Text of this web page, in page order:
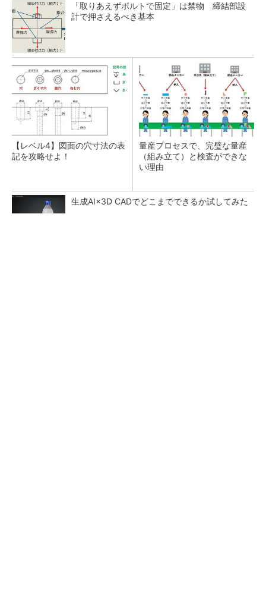
「取りあえずボルトで固定」は禁物 締結部設
計で押さえるべき基本
【レベル4】図面の穴寸法の表
記を攻略せよ！
量産プロセスで、完璧な量産
（組み立て）と検査ができな
い理由
生成AI×3D CADでどこまでできるか試してみた